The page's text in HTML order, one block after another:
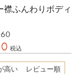
襟ふんわりボディ
税込
高い レビュー順